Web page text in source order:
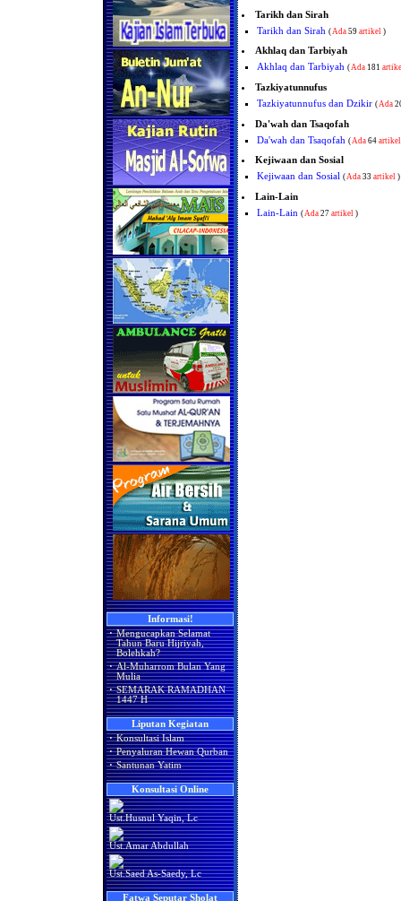
Informasi!
· Mengucapkan Selamat
Tahun Baru Hijriyah,
Bolehkah?
· Al-Muharrom Bulan Yang
Mulia
· SEMARAK RAMADHAN
1447 H
Liputan Kegiatan
· Konsultasi Islam
· Penyaluran Hewan Qurban
· Santunan Yatim
Konsultasi Online
Ust.Husnul Yaqin, Lc
Ust.Amar Abdullah
Ust.Saed As-Saedy, Lc
Fatwa Seputar Sholat
Tarikh dan Sirah
Tarikh dan Sirah ( Ada 59 artikel )
Akhlaq dan Tarbiyah
Akhlaq dan Tarbiyah (Ada 181
Tazkiyatunnufus
Tazkiyatunnufus dan Dzikir ( Ada
Da'wah dan Tsaqofah
Da'wah dan Tsaqofah ( Ada 64 artikel
Kejiwaan dan Sosial
Kejiwaan dan Sosial (Ada 33 artikel )
Lain-Lain
Lain-Lain ( Ada 27 artikel )